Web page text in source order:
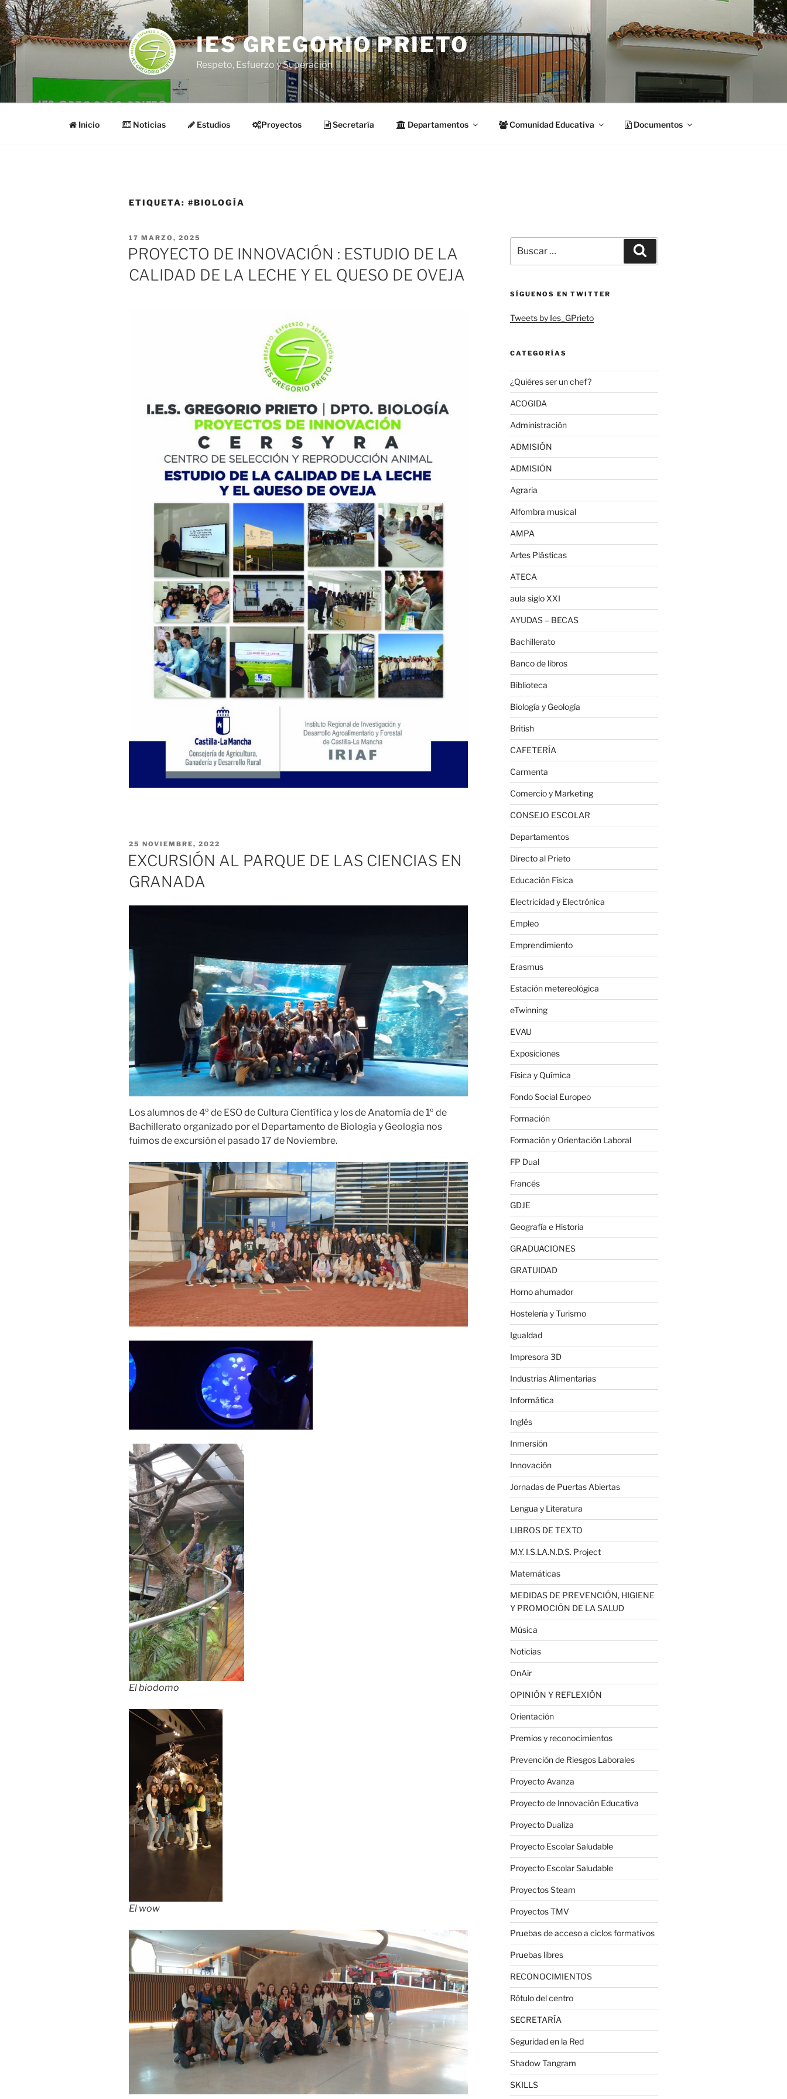
Saltar
al
contenido
IES GREGORIO PRIETO
Respeto, Esfuerzo y Superación
Inicio Noticias Estudios Proyectos Secretaría Departamentos Comunidad Educativa Documentos
ETIQUETA: #BIOLOGÍA
PUBLICADO
EL
17 MARZO, 2025
PROYECTO DE INNOVACIÓN : ESTUDIO DE LA
CALIDAD DE LA LECHE Y EL QUESO DE OVEJA
PUBLICADO
EL
25 NOVIEMBRE, 2022
EXCURSIÓN AL PARQUE DE LAS CIENCIAS EN
GRANADA
Los alumnos de 4º de ESO de Cultura Científica y los de Anatomía de 1º de
Bachillerato organizado por el Departamento de Biología y Geología nos
fuimos de excursión el pasado 17 de Noviembre.
El biodomo
El wow
por:
SÍGUENOS EN TWITTER
Tweets by Ies_GPrieto
CATEGORÍAS
¿Quiéres ser un chef?
ACOGIDA
Administración
ADMISIÓN
ADMISIÓN
Agraria
Alfombra musical
AMPA
Artes Plásticas
ATECA
aula siglo XXI
AYUDAS – BECAS
Bachillerato
Banco de libros
Biblioteca
Biología y Geología
British
CAFETERÍA
Carmenta
Comercio y Marketing
CONSEJO ESCOLAR
Departamentos
Directo al Prieto
Educación Física
Electricidad y Electrónica
Empleo
Emprendimiento
Erasmus
Estación metereológica
eTwinning
EVAU
Exposiciones
Física y Química
Fondo Social Europeo
Formación
Formación y Orientación Laboral
FP Dual
Francés
GDJE
Geografía e Historia
GRADUACIONES
GRATUIDAD
Horno ahumador
Hostelería y Turismo
Igualdad
Impresora 3D
Industrias Alimentarias
Informática
Inglés
Inmersión
Innovación
Jornadas de Puertas Abiertas
Lengua y Literatura
LIBROS DE TEXTO
M.Y. I.S.LA.N.D.S. Project
Matemáticas
MEDIDAS DE PREVENCIÓN, HIGIENE
Y PROMOCIÓN DE LA SALUD
Música
Noticias
OnAir
OPINIÓN Y REFLEXIÓN
Orientación
Premios y reconocimientos
Prevención de Riesgos Laborales
Proyecto Avanza
Proyecto de Innovación Educativa
Proyecto Dualiza
Proyecto Escolar Saludable
Proyecto Escolar Saludable
Proyectos Steam
Proyectos TMV
Pruebas de acceso a ciclos formativos
Pruebas libres
RECONOCIMIENTOS
Rótulo del centro
SECRETARÍA
Seguridad en la Red
Shadow Tangram
SKILLS